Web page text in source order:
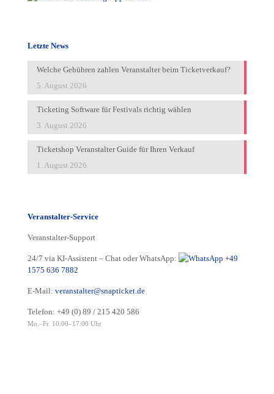
Letzte News
Welche Gebühren zahlen Veranstalter beim Ticketverkauf?
5. August 2026
Ticketing Software für Festivals richtig wählen
3. August 2026
Ticketshop Veranstalter Guide für Ihren Verkauf
1. August 2026
Veranstalter-Service
Veranstalter-Support
24/7 via KI-Assistent – Chat oder WhatsApp:
+49
1575 636 7882
E-Mail: veranstalter@snapticket.de
Telefon: +49 (0) 89 / 215 420 586
Mo.–Fr. 10:00–17:00 Uhr